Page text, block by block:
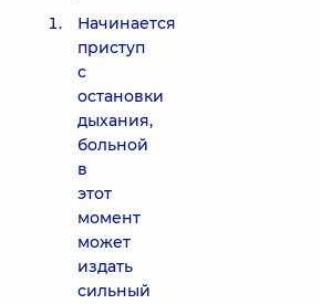
Начинается
приступ
с
остановки
дыхания,
больной
в
этот
момент
может
издать
сильный